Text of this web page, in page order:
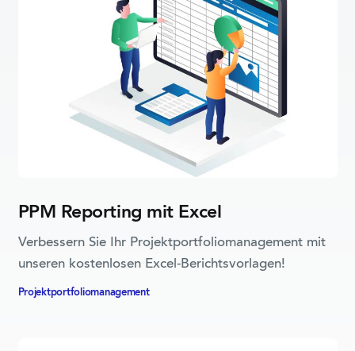
PPM Reporting mit Excel
Verbessern Sie Ihr Projektportfoliomanagement mit
unseren kostenlosen Excel-Berichtsvorlagen!
Projektportfolio­management